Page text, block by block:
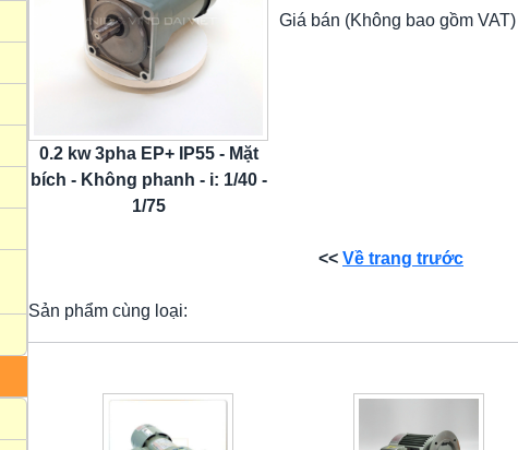
0.2 kw 3pha EP+ IP55 - Mặt
bích - Không phanh - i: 1/40 -
1/75
Giá bán (Không bao gồm
<< Về trang trước
Sản phẩm cùng loại: